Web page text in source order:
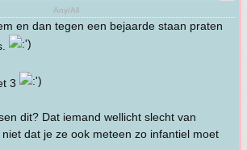
Any/All
en dan tegen een bejaarde staan praten
3
dit? Dat iemand wellicht slecht van
dat je ze ook meteen zo infantiel moet